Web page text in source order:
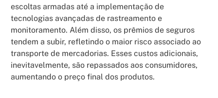
escoltas armadas até a implementação de
tecnologias avançadas de rastreamento e
monitoramento. Além disso, os prêmios de seguros
tendem a subir, refletindo o maior risco associado ao
transporte de mercadorias. Esses custos adicionais,
inevitavelmente, são repassados aos consumidores,
aumentando o preço final dos produtos.